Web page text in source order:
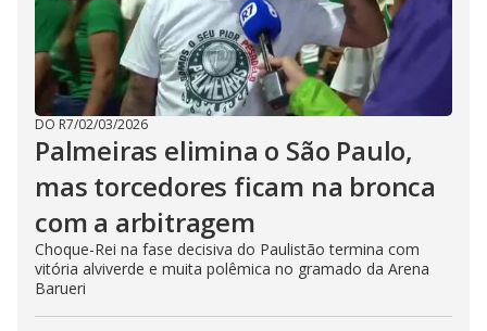
DO R7/02/03/2026
Palmeiras elimina o São Paulo,
mas torcedores ficam na bronca
com a arbitragem
Choque-Rei na fase decisiva do Paulistão termina com
vitória alviverde e muita polêmica no gramado da Arena
Barueri